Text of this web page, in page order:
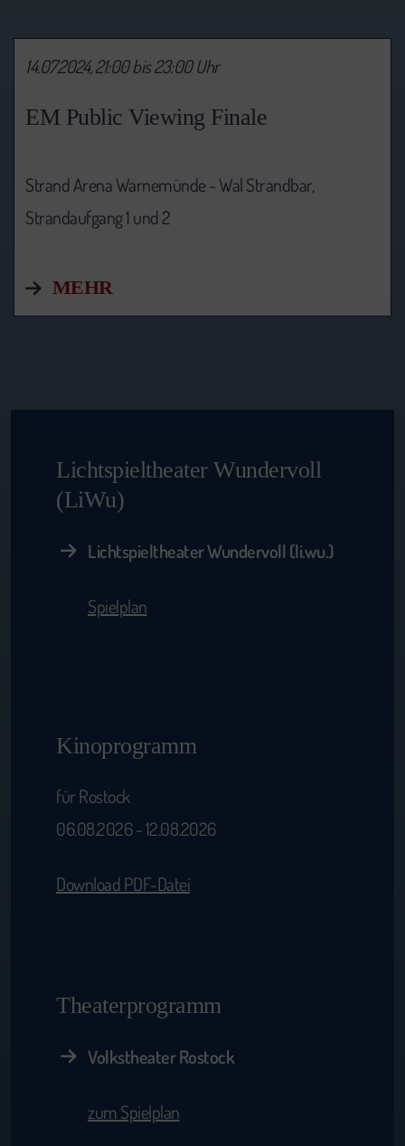
EM Public Viewing Finale
14.07.2024, 21:00 bis 23:00 Uhr
Strand Arena Warnemünde - Wal Strandbar,
Strandaufgang 1 und 2
MEHR
Lichtspieltheater Wundervoll
(LiWu)
Lichtspieltheater Wundervoll (li.wu.)
Spielplan
Kinoprogramm
für Rostock
06.08.2026 - 12.08.2026
Download PDF-Datei
Theaterprogramm
Volkstheater Rostock
zum Spielplan